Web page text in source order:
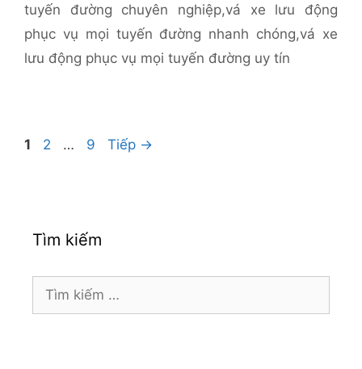
tuyến đường chuyên nghiệp,vá xe lưu động
phục vụ mọi tuyến đường nhanh chóng,vá xe
lưu động phục vụ mọi tuyến đường uy tín
Trang
1 Trang
2 … Trang
9 Tiếp →
Tìm kiếm
Tìm
kiếm